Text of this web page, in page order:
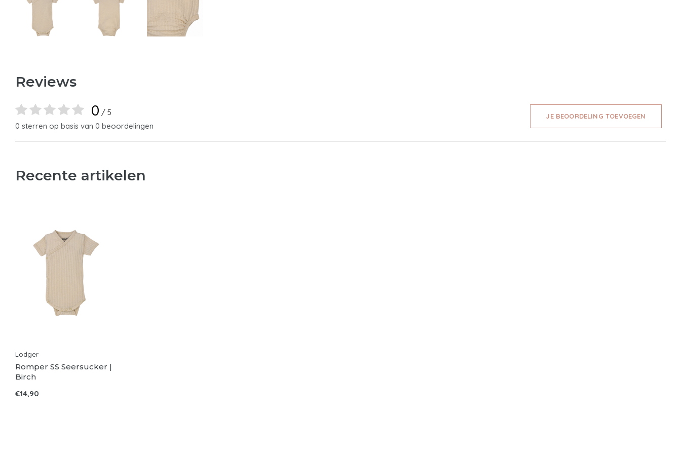
Reviews
0 / 5
0 sterren op basis van 0 beoordelingen
JE BEOORDELING TOEVOEGEN
Recente artikelen
Lodger
Romper SS Seersucker |
Birch
€14,90